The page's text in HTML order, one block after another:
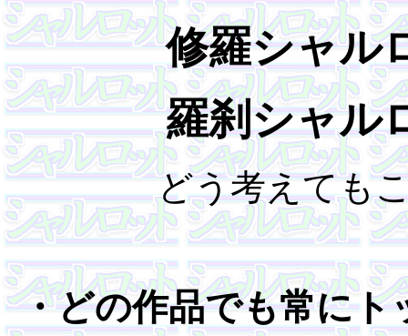
修羅シャル
羅刹シャル
どう考えても
・どの作品でも常にト